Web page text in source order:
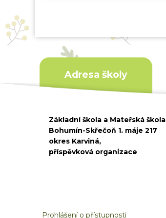
Adresa školy
Základní škola a Mateřská škola
Bohumín-Skřečoň 1. máje 217
okres Karviná,
příspěvková organizace
Prohlášení o přístupnosti